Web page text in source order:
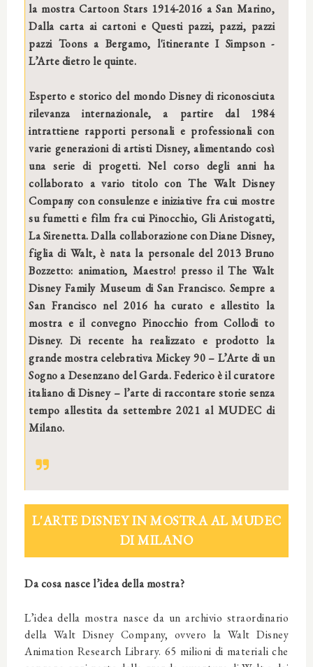
la mostra Cartoon Stars 1914-2016 a San Marino,
Dalla carta ai cartoni e Questi pazzi, pazzi, pazzi
pazzi Toons a Bergamo, l'itinerante I Simpson -
L’Arte dietro le quinte.
Esperto e storico del mondo Disney di riconosciuta
rilevanza internazionale, a partire dal 1984
intrattiene rapporti personali e professionali con
varie generazioni di artisti Disney, alimentando così
una serie di progetti. Nel corso degli anni ha
collaborato a vario titolo con The Walt Disney
Company con consulenze e iniziative fra cui mostre
su fumetti e film fra cui Pinocchio, Gli Aristogatti,
La Sirenetta. Dalla collaborazione con Diane Disney,
figlia di Walt, è nata la personale del 2013 Bruno
Bozzetto: animation, Maestro! presso il The Walt
Disney Family Museum di San Francisco. Sempre a
San Francisco nel 2016 ha curato e allestito la
mostra e il convegno Pinocchio from Collodi to
Disney. Di recente ha realizzato e prodotto la
grande mostra celebrativa Mickey 90 – L’Arte di un
Sogno a Desenzano del Garda. Federico è il curatore
italiano di Disney – l’arte di raccontare storie senza
tempo allestita da settembre 2021 al MUDEC di
Milano.
L'ARTE DISNEY IN MOSTRA AL MUDEC
DI MILANO
Da cosa nasce l’idea della mostra?
L’idea della mostra nasce da un archivio straordinario
della Walt Disney Company, ovvero la Walt Disney
Animation Research Library. 65 milioni di materiali che